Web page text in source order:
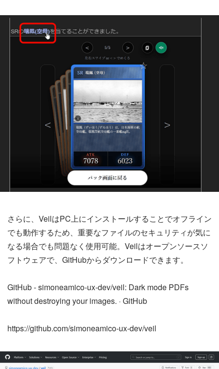
さらに、VeilはPC上にインストールすることでオフライン
でも動作するため、重要なファイルのセキュリティが気に
なる場合でも問題なく使用可能。Veilはオープンソースソ
フトウェアで、GitHubからダウンロードできます。
GitHub - simoneamico-ux-dev/veil: Dark mode PDFs
without destroying your images. · GitHub
https://github.com/simoneamico-ux-dev/veil